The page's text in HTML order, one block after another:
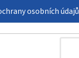
osobních údajů